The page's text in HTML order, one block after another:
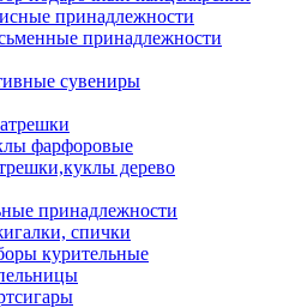
принадлежности
принадлежности
сувениры
фарфоровые
дерево
принадлежности
спички
курительные